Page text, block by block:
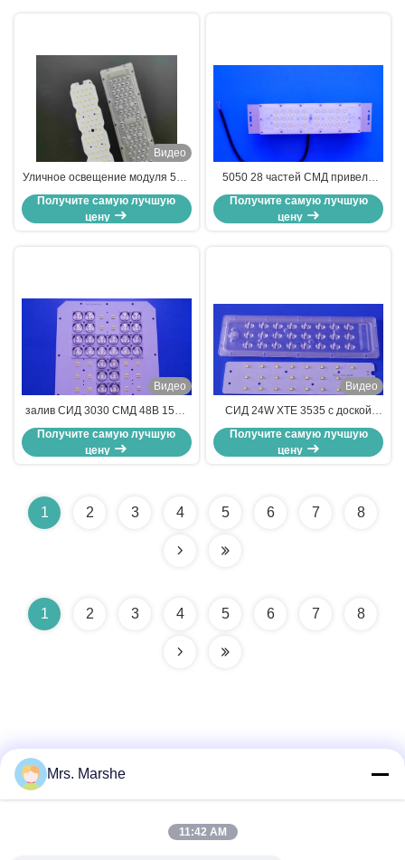
Видео
Уличное освещение модуля 50В
СИД модуля 160льм/в СМД 3030
Пкб 91% Траньмиттансе
светлое
Получите самую лучшую
цену
5050 28 частей СМД привели
светлый модуль 30-100В 143-
156ЛМ/В 91% Траньмиттансе
двигателя
Получите самую лучшую
цену
Видео
залив СИД 3030 СМД 48В 150В
192 высокий привел доску Пкб
плиты СИД освещения
алюминиевую
Получите самую лучшую
цену
Видео
СИД 24W XTE 3535 с доской
PCB и объективом ПК для
уличного освещения
Получите самую лучшую
цену
1 2 3 4 5 6 7 8
1 2 3 4 5 6 7 8
Mrs. Marshe
11:42 AM